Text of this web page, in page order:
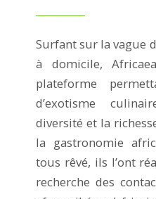
Surfant sur la vague
à domicile,
plateforme
d’exotisme
diversité et la
la gastronomie
tous rêvé, ils l’ont
recherche des